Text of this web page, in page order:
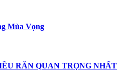
Mùa Vọng
RĂN QUAN TRỌNG NHẤT